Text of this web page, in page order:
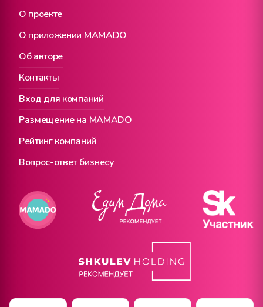
О проекте
Вход для компаний
О приложении MAMADO
Размещение на MAMADO
Об авторе
Рейтинг компаний
Контакты
Вопрос-ответ бизнесу